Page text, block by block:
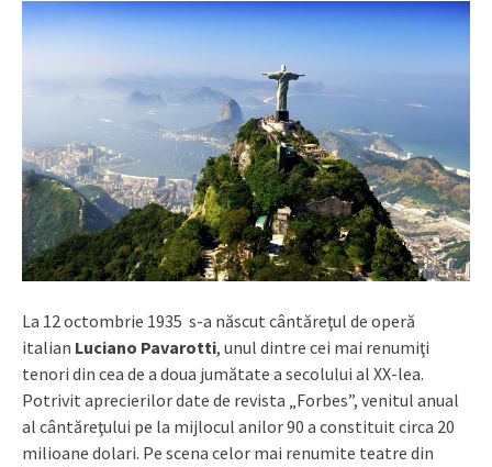
La 12 octombrie 1935 s-a născut cântăreţul de operă
italian Luciano Pavarotti, unul dintre cei mai renumiţi
tenori din cea de a doua jumătate a secolului al XX-lea.
Potrivit aprecierilor date de revista „Forbes”, venitul anual
al cântăreţului pe la mijlocul anilor 90 a constituit circa 20
milioane dolari. Pe scena celor mai renumite teatre din